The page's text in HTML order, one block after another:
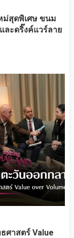
ม่สุดพิเศษ ขนม
ละดริ๊งค์แวร์ลาย
าสตร์ Value